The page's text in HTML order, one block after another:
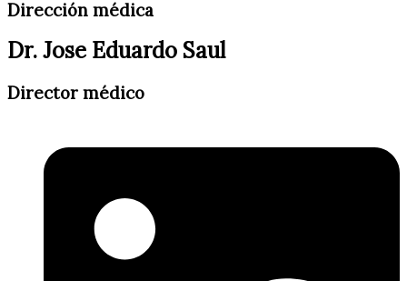
Dirección médica
Dr. Jose Eduardo Saul
Director médico